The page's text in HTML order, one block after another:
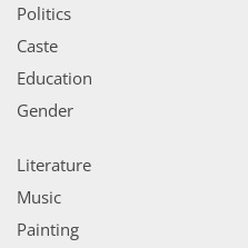
Politics
Caste
Education
Gender
Literature
Music
Painting